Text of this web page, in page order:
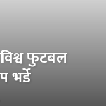
फुटबल
भर्डे